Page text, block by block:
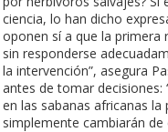
ciencia, lo han dicho
oponen sí a que la primera
sin responderse
la intervención”, asegura
antes de tomar decisiones:
en las sabanas africanas
simplemente cambiarán de